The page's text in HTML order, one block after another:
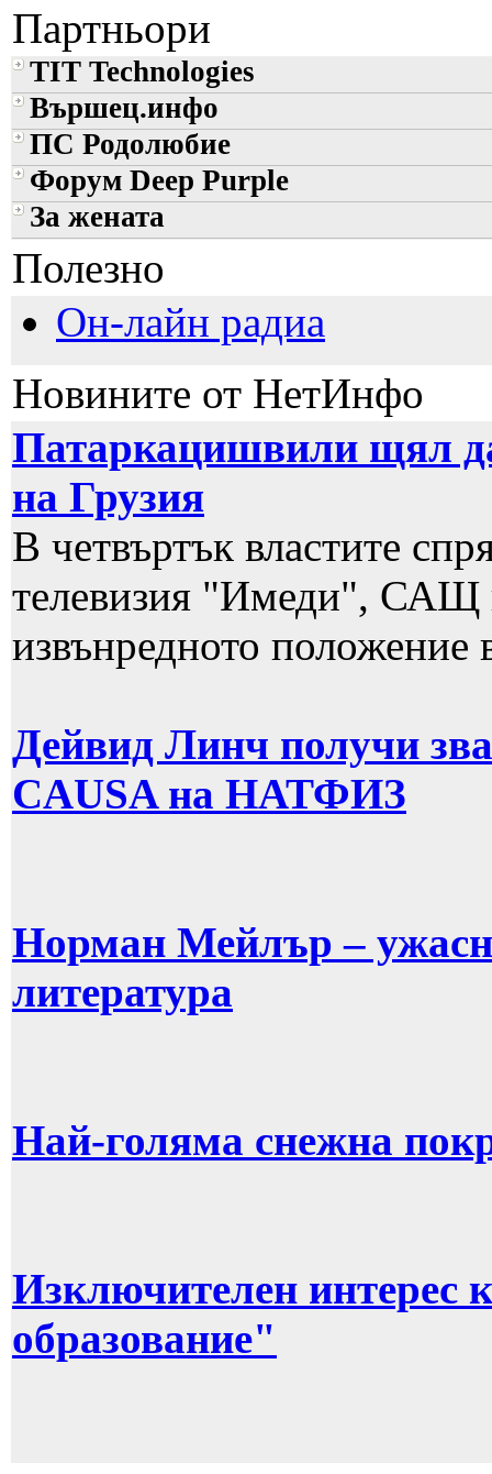
Партньори
TIT Technologies
Вършец.инфо
ПС Родолюбие
Форум Deep Purple
За жената
Полезно
Он-лайн радиа
Новините от НетИнфо
Патаркацишвили щял
на Грузия
В четвъртък властите
телевизия "Имеди", САЩ
извънредното положение
Дейвид Линч получи
CAUSA на НАТФИЗ
Норман Мейлър –
литература
Най-голяма снежна
Изключителен интерес
образование"